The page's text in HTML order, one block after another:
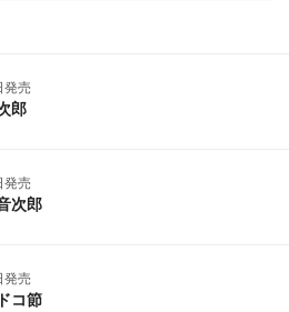
発売
郎
発売
次郎
発売
コ節